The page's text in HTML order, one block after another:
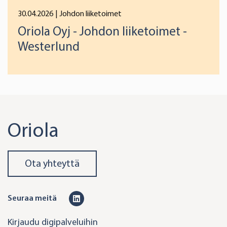
30.04.2026 | Johdon liiketoimet
Oriola Oyj - Johdon liiketoimet -
Westerlund
Oriola
Ota yhteyttä
Seuraa meitä
Kirjaudu digipalveluihin